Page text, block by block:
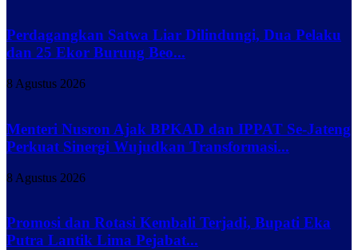
Perdagangkan Satwa Liar Dilindungi, Dua Pelaku
dan 25 Ekor Burung Beo...
8 Agustus 2026
Menteri Nusron Ajak BPKAD dan IPPAT Se-Jateng
Perkuat Sinergi Wujudkan Transformasi...
8 Agustus 2026
Promosi dan Rotasi Kembali Terjadi, Bupati Eka
Putra Lantik Lima Pejabat...